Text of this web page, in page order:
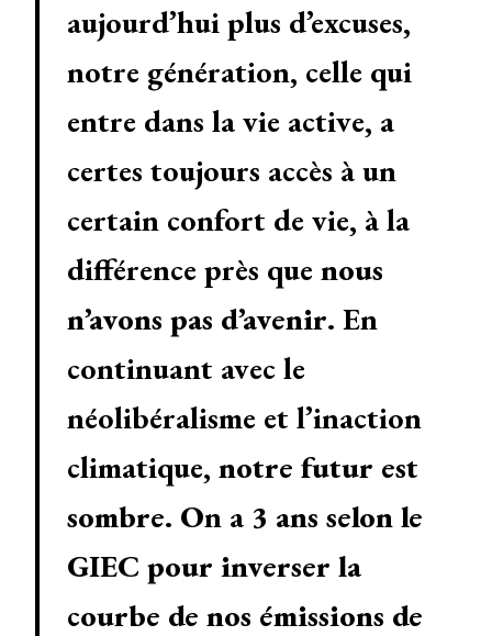
aujourd’hui plus d’excuses,
notre génération, celle qui
entre dans la vie active, a
certes toujours accès à un
certain confort de vie, à la
différence près que nous
n’avons pas d’avenir. En
continuant avec le
néolibéralisme et l’inaction
climatique, notre futur est
sombre. On a 3 ans selon le
GIEC pour inverser la
courbe de nos émissions de